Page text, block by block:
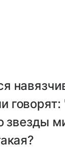
звезды